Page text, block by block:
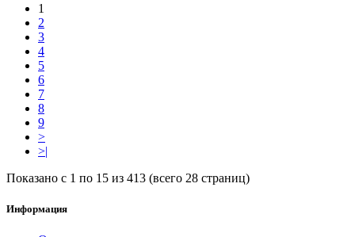
1
2
3
4
5
6
7
8
9
>
>|
Показано с 1 по 15 из 413 (всего 28 страниц)
Информация